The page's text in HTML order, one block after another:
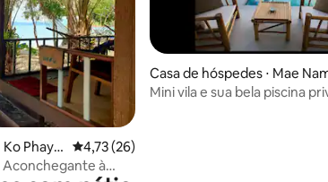
5, 8 avaliações
Phaya
4,73 de uma avaliação média de 5, 26
4,73 (26)
Aconchegante à
Casa de hóspedes ⋅ Mae
Mini vila e sua bela piscina